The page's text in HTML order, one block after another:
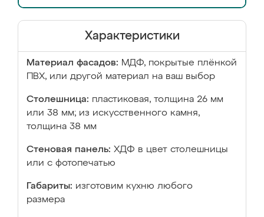
Характеристики
Материал фасадов: МДФ, покрытые плёнкой
ПВХ, или другой материал на ваш выбор
Столешница: пластиковая, толщина 26 мм
или 38 мм; из искусственного камня,
толщина 38 мм
Стеновая панель: ХДФ в цвет столешницы
или с фотопечатью
Габариты: изготовим кухню любого
размера